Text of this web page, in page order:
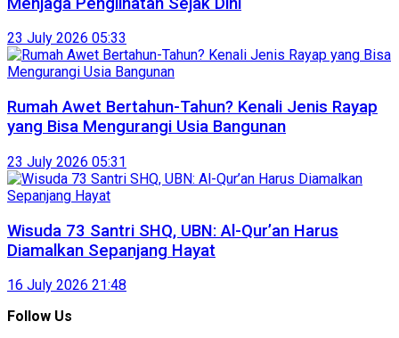
23 July 2026 05:33
Rumah Awet Bertahun-Tahun? Kenali Jenis Rayap
yang Bisa Mengurangi Usia Bangunan
23 July 2026 05:31
Wisuda 73 Santri SHQ, UBN: Al-Qur’an Harus
Diamalkan Sepanjang Hayat
16 July 2026 21:48
Follow Us